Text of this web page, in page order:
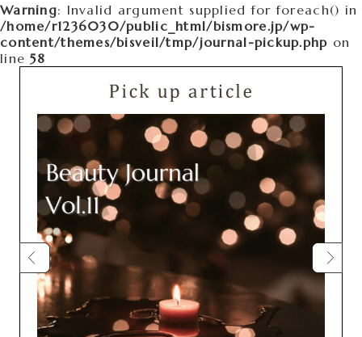
Warning: Invalid argument supplied for foreach() in
/home/r1236030/public_html/bismore.jp/wp-
content/themes/bisveil/tmp/journal-pickup.php on
line58